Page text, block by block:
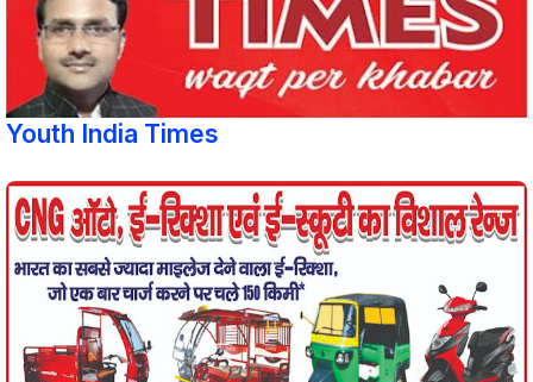
Youth India Times